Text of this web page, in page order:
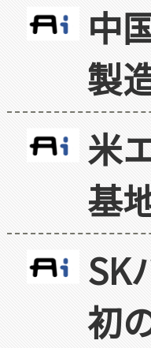
中
製
米
基
SK
初